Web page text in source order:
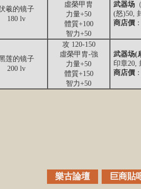
羲的镜子
180 lv
虛榮甲胄
力量+50
體質+100
智力+50
武器场
(怒)50,
商店價
莲的镜子
200 lv
攻 120-150
虛榮甲胄-強
力量+50
體質+150
智力+50
武器场(
印章20,
商店價
樂古論壇 巨商貼